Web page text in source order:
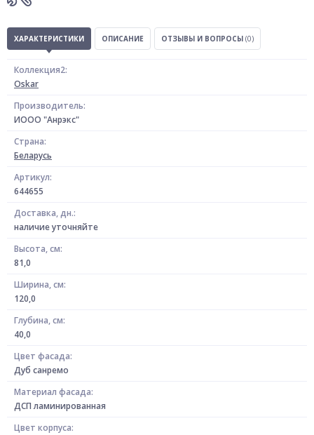
ХАРАКТЕРИСТИКИ ОПИСАНИЕ ОТЗЫВЫ И ВОПРОСЫ (0)
Коллекция2:
Oskar
Производитель:
ИООО "Анрэкс"
Страна:
Беларусь
Артикул:
644655
Доставка, дн.:
наличие уточняйте
Высота, см:
81,0
Ширина, см:
120,0
Глубина, см:
40,0
Цвет фасада:
Дуб санремо
Материал фасада:
ДСП ламинированная
Цвет корпуса: